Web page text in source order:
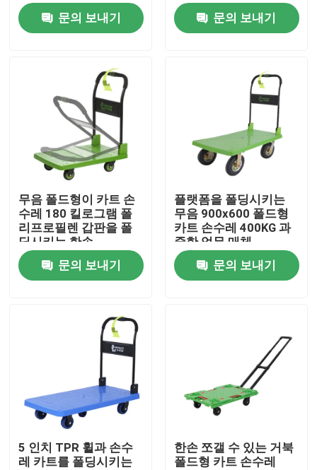
우리에 대하여
공장 여행
품질 관리
연락주세요
휘발유 용접 발전기
디젤 엔진 용접 발전기
레에 저항합니다
문의 보내기
문의 보내기
무음 폴드형이 카트 손
수레 180 킬로그램 폴
리프로필렌 갑판을 폴
딩시키는 한손
문의 보내기
플랫폼을 폴딩시키는
무음 900x600 폴드형
카트 손수레 400KG 과
중한 업무 매체
문의 보내기
5 인치 TPR 휠과 손수
레 카트를 폴딩시키는
한손 쪼갤 수 있는 거북
폴드형 카트 손수레